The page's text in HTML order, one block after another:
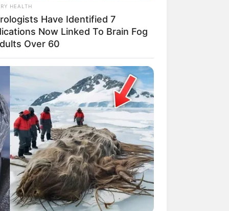
Banget! 10 Pose Lucu
yang Bikin Ketawa
10 Kalimat Baper
Bahasa Jawa Ini Bikin
Abis
HEALTH
Have Identified 7
Now Linked To Brain Fog
Over 60